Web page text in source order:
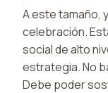
A este tamaño,
celebración.
social de alto
estrategia. No
Debe poder